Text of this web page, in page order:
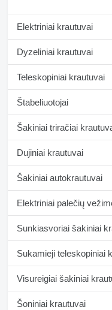
Elektriniai krautuvai
Dyzeliniai krautuvai
Teleskopiniai krautuvai
Štabeliuotojai
Šakiniai triračiai
Dujiniai krautuvai
Šakiniai autokrautuvai
Elektriniai palečių
Sunkiasvoriai šakiniai
Sukamieji teleskopiniai
Visureigiai šakiniai
Šoniniai krautuvai